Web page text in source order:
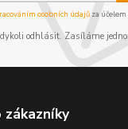
osobních údajůza účelem
odhlásit. Zasíláme